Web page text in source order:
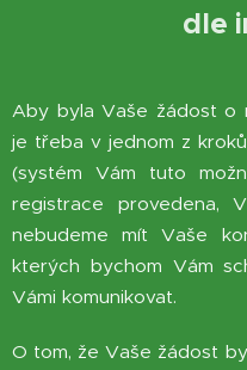
dle
Aby byla Vaše žádost o
je třeba v jednom z
(systém Vám tuto
registrace provedena,
nebudeme mít Vaše
kterých bychom Vám
Vámi komunikovat.
O tom, že Vaše žádost